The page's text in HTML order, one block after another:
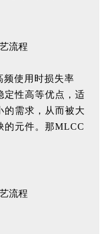
频使用时损失率
定性高等优点，适
的需求，从而被大
的元件。那MLCC